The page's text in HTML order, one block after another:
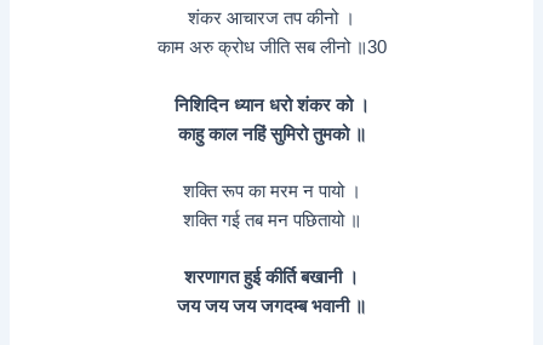
शंकर आचारज तप कीनो ।
काम अरु क्रोध जीति सब लीनो ॥30
निशिदिन ध्यान धरो शंकर को ।
काहु काल नहिं सुमिरो तुमको ॥
शक्ति रूप का मरम न पायो ।
शक्ति गई तब मन पछितायो ॥
शरणागत हुई कीर्ति बखानी ।
जय जय जय जगदम्ब भवानी ॥